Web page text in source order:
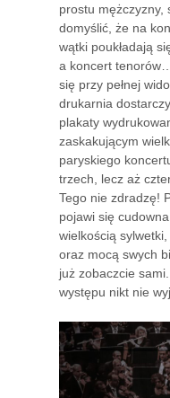
prostu mężczyzny,
domyślić, że na
wątki poukładają
a koncert
się przy pełnej
drukarnia
plakaty
zaskakującym
paryskiego
trzech, lecz aż
Tego nie zdradzę!
pojawi się
wielkością
oraz mocą swych
już zobaczcie
występu nikt nie